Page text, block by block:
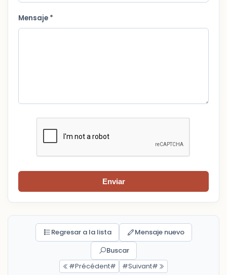
Mensaje *
Enviar
Regresar a la lista
Mensaje nuevo
Buscar
#Précédent#
#Suivant#